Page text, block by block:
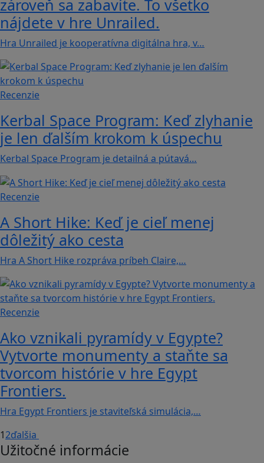
zároveň sa zabavíte. To všetko
nájdete v hre Unrailed.
Hra Unrailed je kooperatívna digitálna hra, v…
Recenzie
Kerbal Space Program: Keď zlyhanie
je len ďalším krokom k úspechu
Kerbal Space Program je detailná a pútavá…
Recenzie
A Short Hike: Keď je cieľ menej
dôležitý ako cesta
Hra A Short Hike rozpráva príbeh Claire,…
Recenzie
Ako vznikali pyramídy v Egypte?
Vytvorte monumenty a staňte sa
tvorcom histórie v hre Egypt
Frontiers.
Hra Egypt Frontiers je staviteľská simulácia,…
12ďalšia
Užitočné informácie